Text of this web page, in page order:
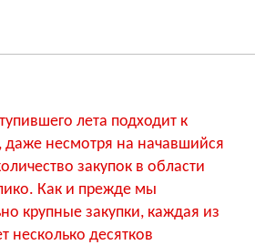
лета подходит к
несмотря на начавшийся
закупок в области
Как и прежде мы
крупные закупки, каждая из
несколько десятков